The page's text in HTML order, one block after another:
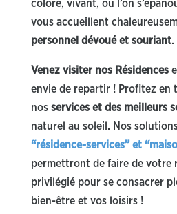
coloré, vivant, où l’on
vous accueillent
personnel dévoué et souriant.
Venez visiter nos Résidences
envie de repartir ! Profitez en
nos services et des meilleurs
naturel au soleil. Nos
“résidence-services” et
permettront de faire de votre
privilégié pour se consacrer
bien-être et vos loisirs !